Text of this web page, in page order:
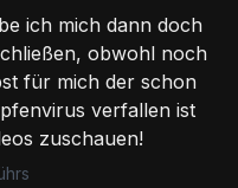
ich mich dann doch
obwohl noch
für mich der schon
verfallen ist
zuschauen!